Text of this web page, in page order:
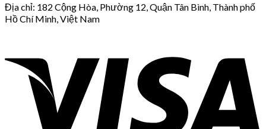
Địa chỉ: 182 Cộng Hòa, Phường 12, Quận Tân Bình, Thành phố
Hồ Chí Minh, Việt Nam